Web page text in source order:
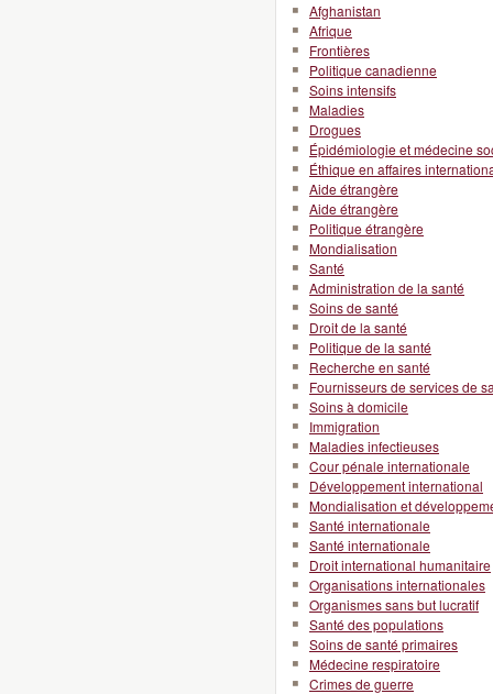
Afghanistan
Afrique
Frontières
Politique canadienne
Soins intensifs
Maladies
Drogues
Épidémiologie et médecine
Éthique en affaires
Aide étrangère
Aide étrangère
Politique étrangère
Mondialisation
Santé
Administration de la santé
Soins de santé
Droit de la santé
Politique de la santé
Recherche en santé
Fournisseurs de services de
Soins à domicile
Immigration
Maladies infectieuses
Cour pénale internationale
Développement international
Mondialisation et
Santé internationale
Santé internationale
Droit international humanitaire
Organisations internationales
Organismes sans but lucratif
Santé des populations
Soins de santé primaires
Médecine respiratoire
Crimes de guerre